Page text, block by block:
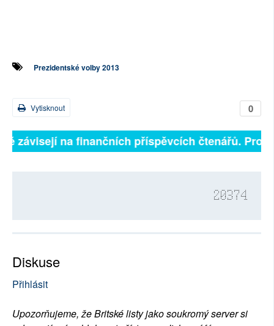
Prezidentské volby 2013
0
Vytisknout
závisejí na finančních příspěvcích čtenářů.
20374
Diskuse
Přihlásit
Upozorňujeme, že Britské listy jako soukromý server si